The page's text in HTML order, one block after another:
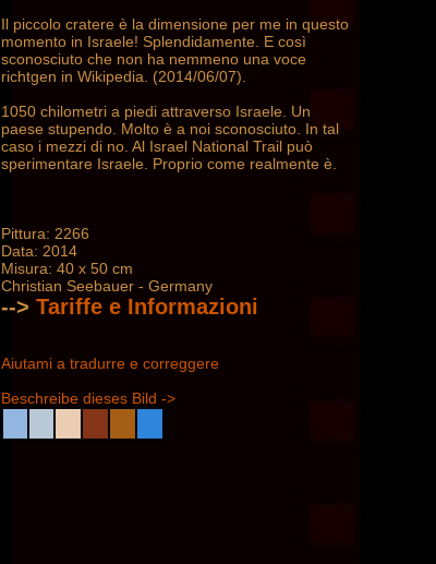
Il piccolo cratere è la dimensione per me in questo
momento in Israele! Splendidamente. E così
sconosciuto che non ha nemmeno una voce
richtgen in Wikipedia. (2014/06/07).
1050 chilometri a piedi attraverso Israele. Un
paese stupendo. Molto è a noi sconosciuto. In tal
caso i mezzi di no. Al Israel National Trail può
sperimentare Israele. Proprio come realmente è.
Pittura: 2266
Data: 2014
Misura: 40 x 50 cm
Christian Seebauer - Germany
--> Tariffe e Informazioni
Aiutami a tradurre e correggere
Beschreibe dieses Bild ->